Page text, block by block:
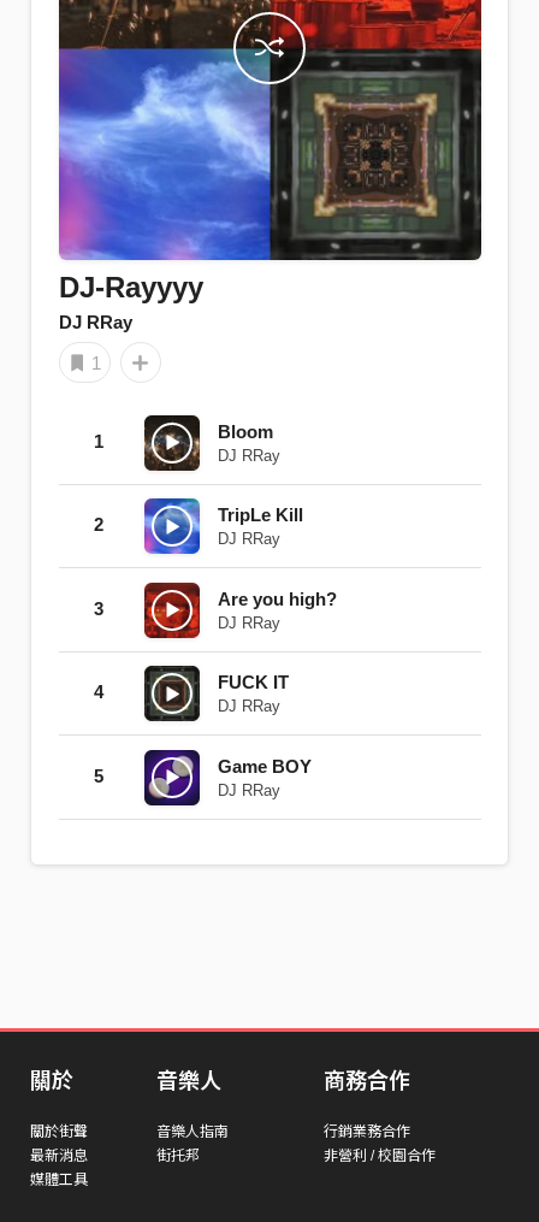
DJ-Rayyyy
DJ RRay
1
1 Bloom
DJ RRay
2 TripLe Kill
DJ RRay
3 Are you high?
DJ RRay
4 FUCK IT
DJ RRay
5 Game BOY
DJ RRay
關於
關於街聲
最新消息
媒體工具
音樂人
音樂人指南
街托邦
商務合作
行銷業務合作
非營利 / 校園合作